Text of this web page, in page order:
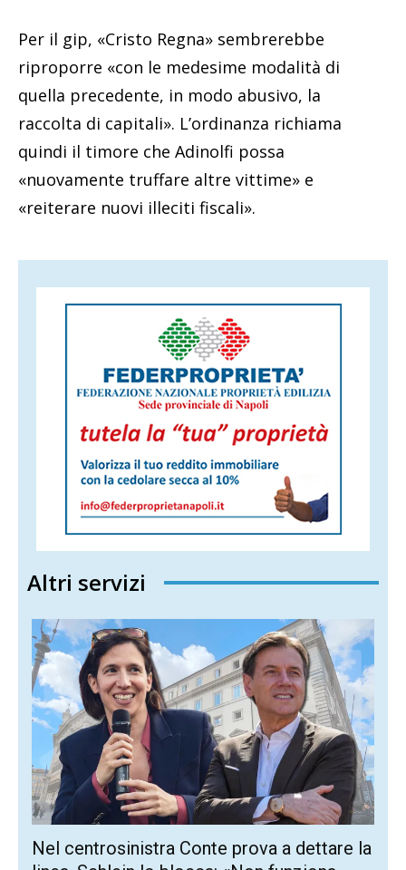
Per il gip, «Cristo Regna» sembrerebbe
riproporre «con le medesime modalità di
quella precedente, in modo abusivo, la
raccolta di capitali». L’ordinanza richiama
quindi il timore che Adinolfi possa
«nuovamente truffare altre vittime» e
«reiterare nuovi illeciti fiscali».
Altri servizi
Nel centrosinistra Conte prova a dettare la